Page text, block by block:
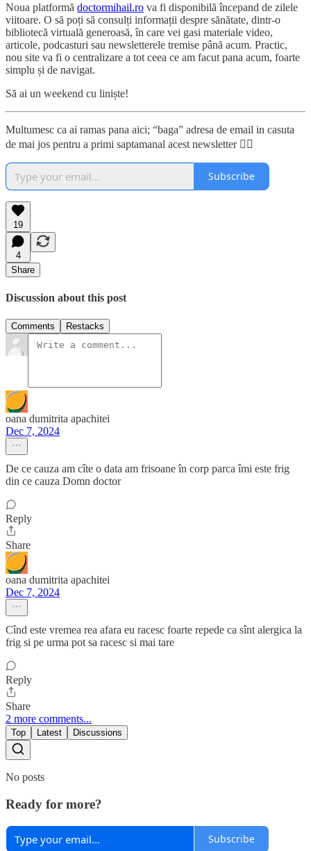
Noua platformă doctormihail.ro va fi disponibilă începand de zilele
viitoare. O să poți să consulți informații despre sănătate, dintr-o
bibliotecă virtuală generoasă, în care vei gasi materiale video,
articole, podcasturi sau newsletterele tremise până acum. Practic,
nou site va fi o centralizare a tot ceea ce am facut pana acum, foarte
simplu și de navigat.
Să ai un weekend cu liniște!
Multumesc ca ai ramas pana aici; “baga” adresa de email in casuta
de mai jos pentru a primi saptamanal acest newsletter 👇🏼
Subscribe
19
4
Share
Discussion about this post
Comments Restacks
oana dumitrita apachitei
Dec 7, 2024
De ce cauza am cîte o data am frisoane în corp parca îmi este frig
din ce cauza Domn doctor
Reply
Share
oana dumitrita apachitei
Dec 7, 2024
Cînd este vremea rea afara eu racesc foarte repede ca sînt alergica la
frig si pe urma pot sa racesc si mai tare
Reply
Share
2 more comments...
Top Latest Discussions
No posts
Ready for more?
Subscribe